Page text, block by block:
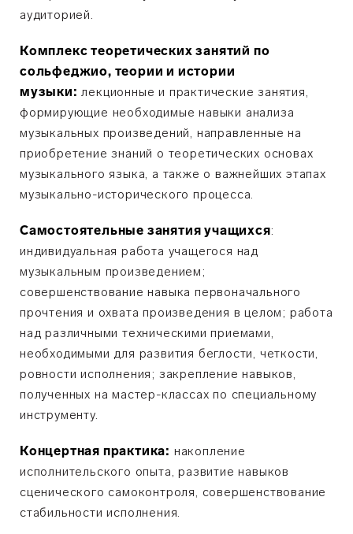
аудиторией.
Комплекс теоретических занятий по
сольфеджио, теории и истории
музыки: лекционные и практические занятия,
формирующие необходимые навыки анализа
музыкальных произведений, направленные на
приобретение знаний о теоретических основах
музыкального языка, а также о важнейших этапах
музыкально-исторического процесса.
Самостоятельные занятия учащихся:
индивидуальная работа учащегося над
музыкальным произведением;
совершенствование навыка первоначального
прочтения и охвата произведения в целом; работа
над различными техническими приемами,
необходимыми для развития беглости, четкости,
ровности исполнения; закрепление навыков,
полученных на мастер-классах по специальному
инструменту.
Концертная практика: накопление
исполнительского опыта, развитие навыков
сценического самоконтроля, совершенствование
стабильности исполнения.